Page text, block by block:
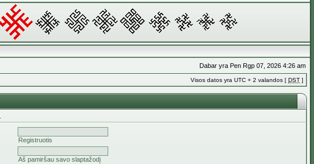
Dabar yra Pen Rgp 07, 2026 4:26 am
Visos datos yra UTC + 2 valandos [ DST ]
Registruotis
Aš pamiršau savo slaptažodį